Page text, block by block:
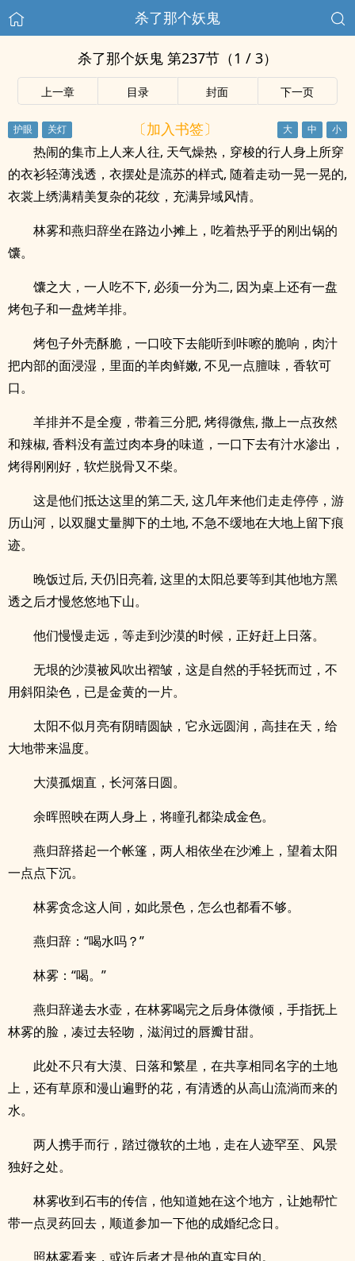
杀了那个妖鬼
杀了那个妖鬼 第237节（1 / 3）
上一章 目录 封面 下一页
〔加入书签〕
热闹的集市上人来人往, 天气燥热，穿梭的行人身上所穿
的衣衫轻薄浅透，衣摆处是流苏的样式, 随着走动一晃一晃的,
衣裳上绣满精美复杂的花纹，充满异域风情。
林雾和燕归辞坐在路边小摊上，吃着热乎乎的刚出锅的
馕。
馕之大，一人吃不下, 必须一分为二, 因为桌上还有一盘
烤包子和一盘烤羊排。
烤包子外壳酥脆，一口咬下去能听到咔嚓的脆响，肉汁
把内部的面浸湿，里面的羊肉鲜嫩, 不见一点膻味，香软可
口。
羊排并不是全瘦，带着三分肥, 烤得微焦, 撒上一点孜然
和辣椒, 香料没有盖过肉本身的味道，一口下去有汁水渗出，
烤得刚刚好，软烂脱骨又不柴。
这是他们抵达这里的第二天, 这几年来他们走走停停，游
历山河，以双腿丈量脚下的土地, 不急不缓地在大地上留下痕
迹。
晚饭过后, 天仍旧亮着, 这里的太阳总要等到其他地方黑
透之后才慢悠悠地下山。
他们慢慢走远，等走到沙漠的时候，正好赶上日落。
无垠的沙漠被风吹出褶皱，这是自然的手轻抚而过，不
用斜阳染色，已是金黄的一片。
太阳不似月亮有阴晴圆缺，它永远圆润，高挂在天，给
大地带来温度。
大漠孤烟直，长河落日圆。
余晖照映在两人身上，将瞳孔都染成金色。
燕归辞搭起一个帐篷，两人相依坐在沙滩上，望着太阳
一点点下沉。
林雾贪念这人间，如此景色，怎么也都看不够。
燕归辞：“喝水吗？”
林雾：“喝。”
燕归辞递去水壶，在林雾喝完之后身体微倾，手指抚上
林雾的脸，凑过去轻吻，滋润过的唇瓣甘甜。
此处不只有大漠、日落和繁星，在共享相同名字的土地
上，还有草原和漫山遍野的花，有清透的从高山流淌而来的
水。
两人携手而行，踏过微软的土地，走在人迹罕至、风景
独好之处。
林雾收到石韦的传信，他知道她在这个地方，让她帮忙
带一点灵药回去，顺道参加一下他的成婚纪念日。
照林雾看来，或许后者才是他的真实目的。